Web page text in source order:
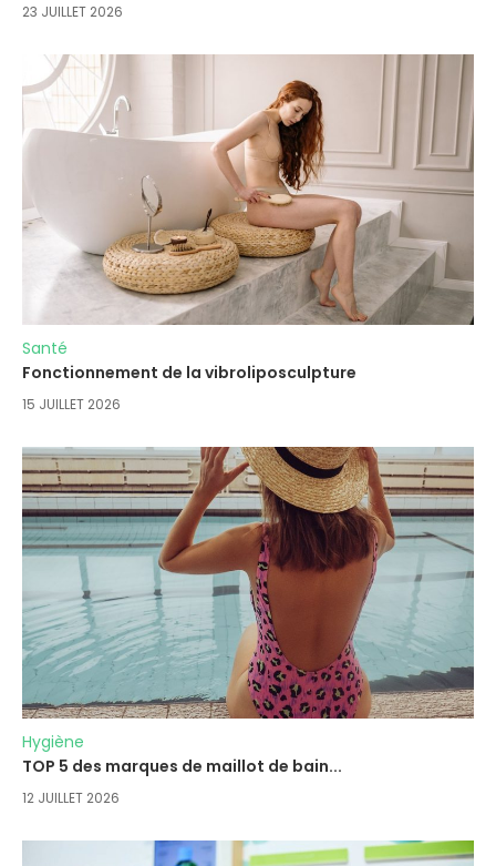
23 JUILLET 2026
Santé
Fonctionnement de la vibroliposculpture
15 JUILLET 2026
Hygiène
TOP 5 des marques de maillot de bain...
12 JUILLET 2026